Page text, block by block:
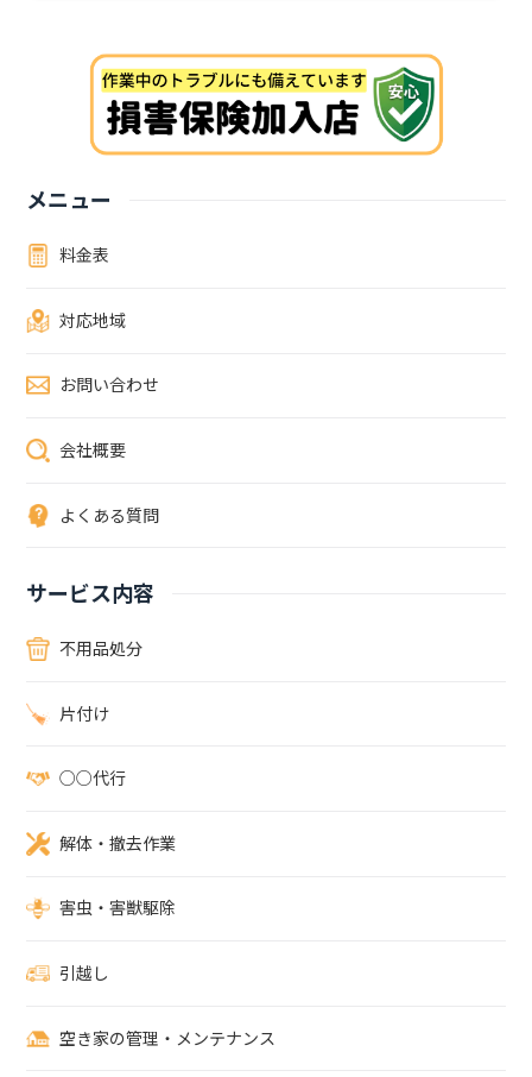
か？雑草が生い茂っている場合は、除草剤のみでは対処できず、草刈
りが必要になることもあります。除草剤散布以外の作業は別料金とな
りますので、無料でお見積もりいたします。除草剤の匂いで周辺住民
の方から苦情がくることはありますか？除草剤の匂いはほとんど気に
き家の雑草処理以外に、不用品処分や木の伐採なども一緒に依頼でき
ご要望がありましたら、打ち合わせ段階でご相談ください。ご依頼内
容によっては1日で対応が難しいこともあるので、その場合は日程調
異なりますので、あらかじめご連絡ください。作業当日の立ち会いは
可能です。作業内容をメールやライン、電話などで報告するなど臨機
応できますか？雑草対策は状況に合わせて方法を検討する必要があり
さい。空き家のメンテナンスには除草剤散布がおすすめ空き家から離
れて暮らしている場合は定期的なメンテナンスが難しいので、除草剤
空き家は、そのまま放置しがちなので様々なトラブルに注意が必要で
入したりして苦情がくることもあります。除草剤散布以外にも、空き
家の点検や草抜きなど幅広く対応いたします。空き家管理にお困りの
の流れ便利屋「岩美」では、ご依頼から作業完了までスムーズに完了
の通りです。お問い合わせ除草剤散布を希望する場合は、お電話
状況に合わせてプランを提案いたします。お問い合わせはこちら＼
の便利屋 岩美（いわみ）電話でお問い合わせメールでお問い合わせ
LINEでお問い合わせ※電話が出れずに折り返す場合はこちらの番号
作業に入る前にスタッフが現地にて、無料でお見積もりいたします。
真や環境ご要望などをご相談いただければ対応可能です。 予算の範
メニュー
料金表
対応地域
お問い合わせ
会社概要
よくある質問
サービス内容
不用品処分
片付け
○○代行
解体・撤去作業
害虫・害獣駆除
引越し
空き家の管理・メンテナンス